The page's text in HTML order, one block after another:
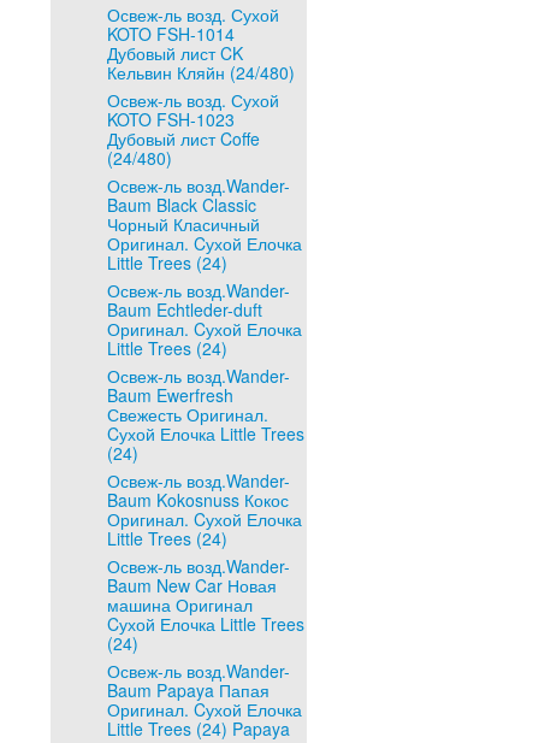
Освеж-ль возд. Сухой
KOTO FSH-1014
Дубовый лист CK
Кельвин Кляйн (24/480)
Освеж-ль возд. Сухой
KOTO FSH-1023
Дубовый лист Coffe
(24/480)
Освеж-ль возд.Wander-
Baum Black Classic
Чорный Класичный
Оригинал. Cухой Елочка
Little Trees (24)
Освеж-ль возд.Wander-
Baum Echtleder-duft
Оригинал. Cухой Елочка
Little Trees (24)
Освеж-ль возд.Wander-
Baum Ewerfresh
Свежесть Оригинал.
Cухой Елочка Little Trees
(24)
Освеж-ль возд.Wander-
Baum Kokosnuss Кокос
Оригинал. Cухой Елочка
Little Trees (24)
Освеж-ль возд.Wander-
Baum New Car Новая
машина Оригинал
Cухой Елочка Little Trees
(24)
Освеж-ль возд.Wander-
Baum Papaya Папая
Оригинал. Cухой Елочка
Little Trees (24) Papaya